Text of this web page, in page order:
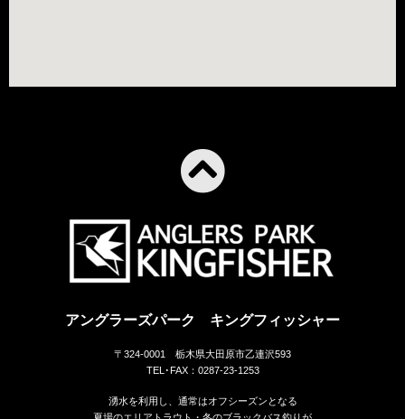
アングラーズパーク キングフィッシャー
〒324-0001 栃木県大田原市乙連沢593
TEL･FAX：0287-23-1253
湧水を利用し、通常はオフシーズンとなる
夏場のエリアトラウト・冬のブラックバス釣りが